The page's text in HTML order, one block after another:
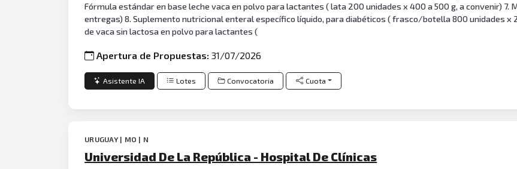
Fórmula estándar en base leche vaca en polvo para lactantes ( lata 200 unidades x 400 a 500 g, a convenir)
entregas) 8. Suplemento nutricional enteral específico líquido, para diabéticos ( frasco/botella 800 unidades x
de vaca sin lactosa en polvo para lactantes (
Apertura de Propuestas:31/07/2026
Asistente IA Lotes Convocatoria Cuota
URUGUAY | MO | N
Universidad De La República - Hospital De Clínicas